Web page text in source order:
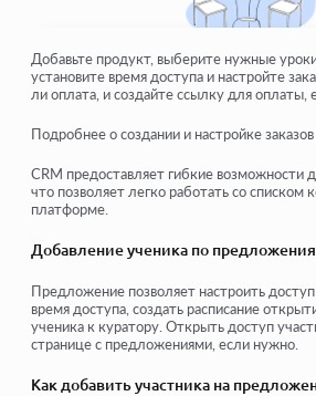
Добавьте продукт, выберите нужные
установите время доступа и настройте
ли оплата, и создайте ссылку для оплаты,
Подробнее о создании и настройке заказов
CRM предоставляет гибкие возможности
что позволяет легко работать со списком
платформе.
Добавление ученика по
Предложение позволяет настроить доступ
время доступа, создать расписание
ученика к куратору. Открыть доступ
странице с предложениями, если нужно.
Как добавить участника на